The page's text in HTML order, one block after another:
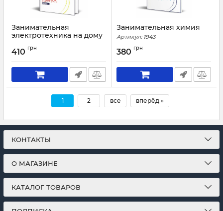
Занимательная
электротехника на дому
410 грн
Занимательная химия
Артикул: 1943
380 грн
1 2 все вперёд »
КОНТАКТЫ
О МАГАЗИНЕ
КАТАЛОГ ТОВАРОВ